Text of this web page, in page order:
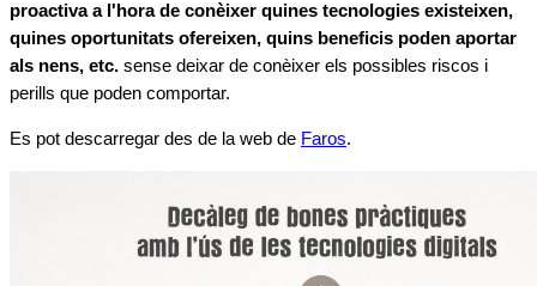
proactiva a l'hora de conèixer quines tecnologies existeixen,
quines oportunitats ofereixen, quins beneficis poden aportar
als nens, etc. sense deixar de conèixer els possibles riscos i
perills que poden comportar.
Es pot descarregar des de la web de Faros.